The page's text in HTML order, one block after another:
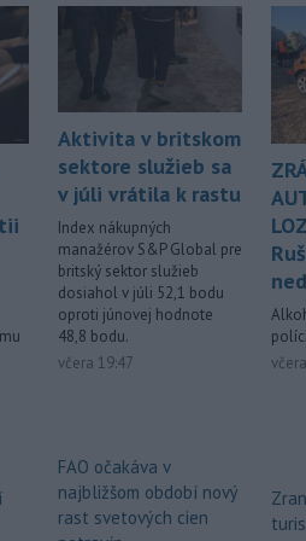
mesta
stredu
pomoc v
ktoré
-
prekročili
viacerých
Aktivita v britskom
sektore služieb sa
v júli vrátila k rastu
Index nákupných
manažérov S&P Global pre
britský sektor služieb
dosiahol v júli 52,1 bodu
oproti júnovej hodnote
48,8 bodu.
včera 19:47
FAO očakáva v
najbližšom období nový
rast svetových cien